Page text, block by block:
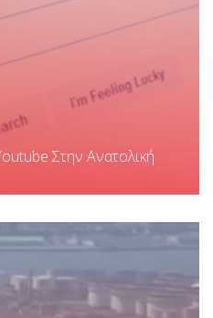
Στην Ανατολική